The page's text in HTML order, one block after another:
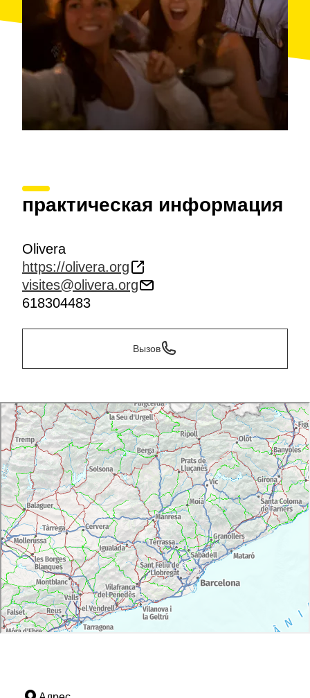
практическая информация
Olivera
https://olivera.org
visites@olivera.org
618304483
Вызов